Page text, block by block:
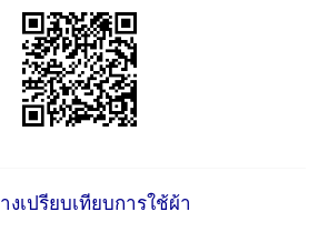
งเปรียบเทียบการใช้ผ้า